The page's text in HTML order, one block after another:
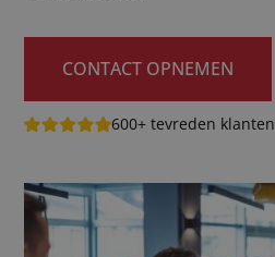
CONTACT OPNEMEN
600+ tevreden klanten